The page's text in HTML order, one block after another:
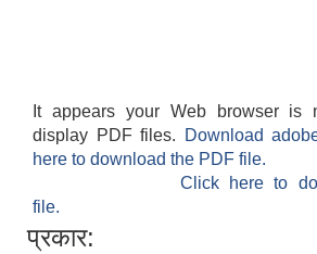
It appears your Web browser is
display PDF files.
Download
here to download the PDF file.
Click here to
file.
प्रकार: